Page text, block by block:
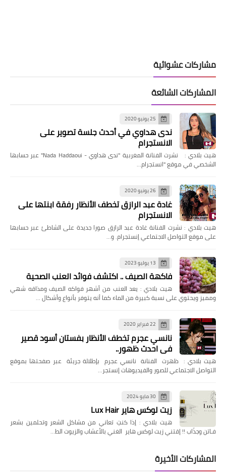
مشاركات عشوائية
المشاركات الشائعة
25 يونيو 2020
ندى هداوي في أحدث جلسة تصوير على
الانستجرام
هيت بلادي : نشرت الفنانة المغربية "ندى هداوي - Nada Haddaoui" عبر حسابها
الشخصي في موقع "انستجرام…
26 يونيو 2020
غادة عبد الرازق تخطف الأنظار رفقة ابنتها على
الانستجرام
هيت بلادي : نشرت الفنانة غادة عبد الرازق صورا جديدة على الشاطئ عبر حسابها
على موقع التواصل الاجتماعي إنستجرام. و…
13 يوليو 2023
فاكهة الصيف .. اكتشف فوائد العنب الصحية
هيت بلادي : يعد العنب من أشهر فواكه الصيف ومذاقه شهي
ومميز ويحتوي على نسبة كبيرة من الماء كما أنه يتوفر بأنواع وأشكال …
22 فبراير 2020
نانسي عجرم تخطف الأنظار بفستان أسود قصير
في احدث ظهور..
هيت بلادي : ظهرت الفنانة نانسي عجرم بإطلالة جريئة عبر صفحتها بموقع
التواصل الاجتماعي للصور والفيديوهات إنستجر…
30 مايو 2024
زيت لوكس هاير Lux Hair
هيت بلادي : إذا كنتِ تعاني من مشاكل الشعر وتحلمين بشعر
فـاتن وجذّاب !! إقتني زيت لوكس هاير الغني بالأعشاب والزيوت الط…
المشاركات الأخيرة